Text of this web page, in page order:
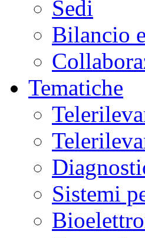
Sedi
Bilancio
Tematiche
Sistemi